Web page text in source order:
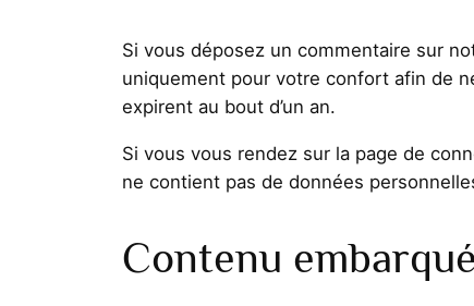
Si vous déposez un commentaire sur
uniquement pour votre confort afin de
expirent au bout d’un an.
Si vous vous rendez sur la page de
ne contient pas de données
Contenu